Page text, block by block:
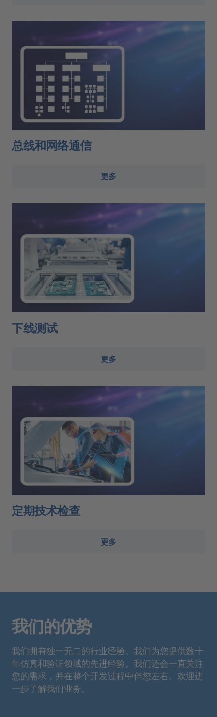
总线和网络通信
更多
下线测试
更多
定期技术检查
更多
我们的优势
我们拥有独一无二的行业经验。我们为您提供数十
年仿真和验证领域的先进经验。我们还会一直关注
您的需求，并在整个开发过程中伴您左右。欢迎进
一步了解我们业务。